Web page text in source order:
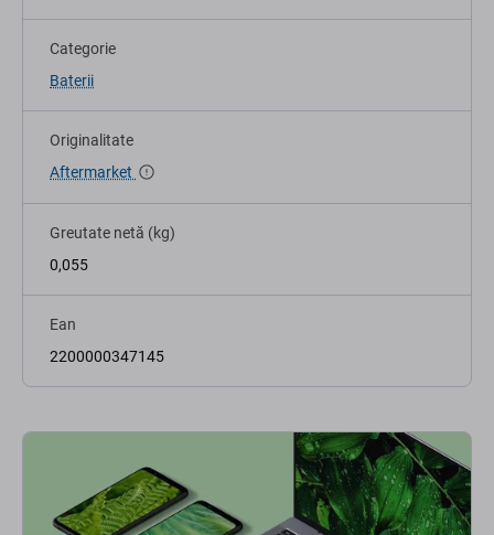
Categorie
Baterii
Originalitate
Aftermarket
Greutate netă (kg)
0,055
Ean
2200000347145